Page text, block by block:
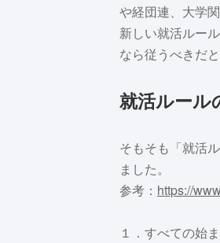
や経団連、大学
新しい就活ルー
なら従うべきだ
就活ルール
そもそも「就活
ました。
参考： https://
１．すべての始